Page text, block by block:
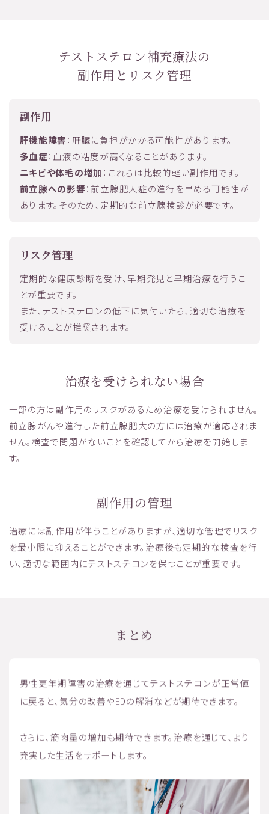
テストステロン補充療法の
副作用とリスク管理
副作用
肝機能障害：肝臓に負担がかかる可能性があります。
多血症：血液の粘度が高くなることがあります。
ニキビや体毛の増加 ：これらは比較的軽い副作用です。
前立腺への影響：前立腺肥大症の進行を早める可能性が
あります。そのため、定期的な前立腺検診が必要です。
リスク管理
定期的な健康診断を受け、早期発見と早期治療を行うこ
とが重要です。
また、テストステロンの低下に気付いたら、適切な治療を
受けることが推奨されます。
治療を受けられない場合
一部の方は副作用のリスクがあるため治療を受けられません。
前立腺がんや進行した前立腺肥大の方には治療が適応されま
せん。検査で問題がないことを確認してから治療を開始しま
す。
副作用の管理
治療には副作用が伴うことがありますが、適切な管理でリスク
を最小限に抑えることができます。治療後も定期的な検査を行
い、適切な範囲内にテストステロンを保つことが重要です。
まとめ
男性更年期障害の治療を通じてテストステロンが正常値
に戻ると、気分の改善やEDの解消などが期待できます。
さらに、筋肉量の増加も期待できます。治療を通じて、より
充実した生活をサポートします。